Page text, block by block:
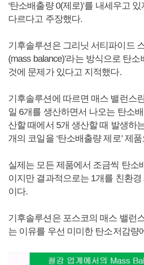
‘탄소배출량 0(제로)’를 내세우고
다르다고 주장했다.
기후솔루션은 그리닛 서티파이드
(mass balance)’라는 방식으로 탄
것에 문제가 있다고 지적했다.
기후솔루션에 따르면 매스 밸런스
일 6개를 생산하면서 나오는 탄소
산할 때에서 5개 생산할 때 발생하
개의 코일을 ‘탄소배출량 제로’ 제
실제는 모든 제품에서 조금씩 탄소
이지만 결과적으로는 1개를 친환
이다.
기후솔루션은 포스코의 매스 밸런
는 이유를 우선 미미한 탄소저감량